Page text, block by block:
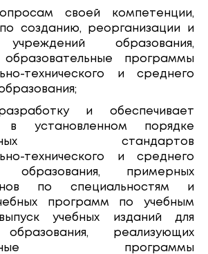
своей компетенции,
созданию, реорганизации и
образования,
программы
технического и среднего
и обеспечивает
в установленном порядке
стандартов
технического и среднего
образования, примерных
по специальностям и
программ по учебным
учебных изданий для
реализующих
программы